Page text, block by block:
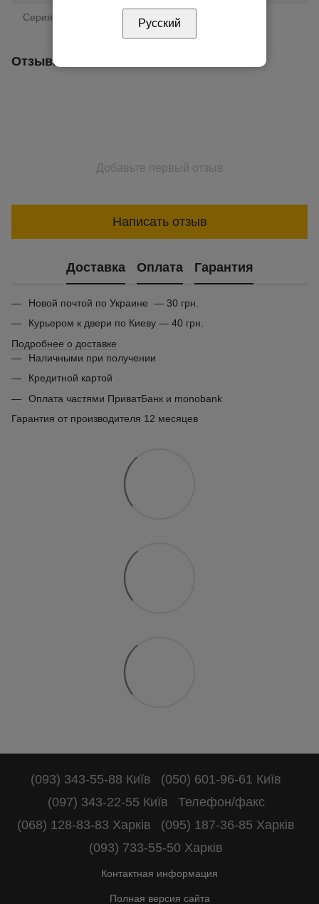
Серия Unica New
Отзывы
Добавьте первый отзыв
Написать отзыв
Доставка Оплата Гарантия
Новой почтой по Украине — 30 грн.
Курьером к двери по Киеву — 40 грн.
Подробнее о доставке
Наличными при получении
Кредитной картой
Оплата частями ПриватБанк и monobank
Гарантия от производителя 12 месяцев
(093) 343-55-88 Київ
(050) 601-96-61 Київ
(097) 343-22-55 Київ
Телефон/факс
(068) 128-83-83 Харків
(095) 187-36-85 Харків
(093) 733-55-50 Харків
Контактная информация
Полная версия сайта
Русский